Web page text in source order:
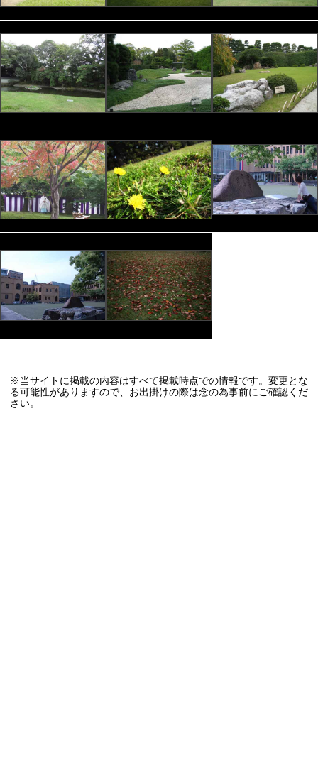
※当サイトに掲載の内容はすべて掲載時点での情報です。変更とな
る可能性がありますので、お出掛けの際は念の為事前にご確認くだ
さい。